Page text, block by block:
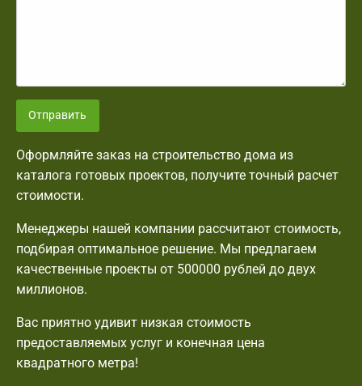
Отправить
Оформляйте заказ на строительство дома из
каталога готовых проектов, получите точный расчет
стоимости.
Менеджеры нашей компании рассчитают стоимость,
подбирая оптимальное решение. Мы предлагаем
качественные проекты от 500000 рублей до двух
миллионов.
Вас приятно удивит низкая стоимость
предоставляемых услуг и конечная цена
квадратного метра!